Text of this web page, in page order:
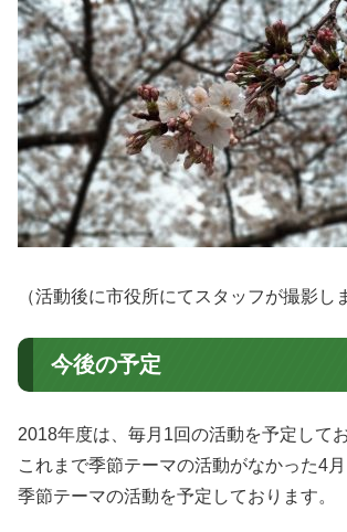
（活動後に市役所にてスタッフが撮影し
今後の予定
2018年度は、毎月1回の活動を予定して
これまで季節テーマの活動がなかった4月
季節テーマの活動を予定しております。